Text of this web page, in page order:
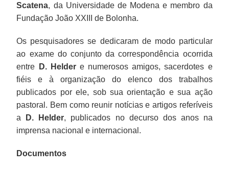
Scatena, da Universidade de Modena e membro da
Fundação João XXIII de Bolonha.
Os pesquisadores se dedicaram de modo particular
ao exame do conjunto da correspondência ocorrida
entre
D. Heldere numerosos amigos, sacerdotes e
fiéis e à organização do elenco dos trabalhos
publicados por ele, sob sua orientação e sua ação
pastoral. Bem como reunir notícias e artigos referíveis
a
D. Helder, publicados no decurso dos anos na
imprensa nacional e internacional.
Documentos